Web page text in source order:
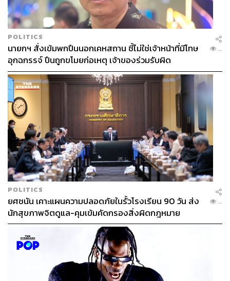
POLITICS
นายกฯ สั่งเข้มพกปืนนอกเคหสถาน ชี้ไม่ใช่เจ้าหน้าที่มีโทษ
อุกฉกรรจ์ ปืนถูกขโมยก่อเหตุ เจ้าของร่วมรับผิด
...
POLITICS
ยศชนัน เคาะแผนความปลอดภัยในรั้วโรงเรียน 90 วัน ส่ง
นักสุขภาพจิตดูแล-คุมเข้มคัดกรองสิ่งผิดกฎหมาย
...